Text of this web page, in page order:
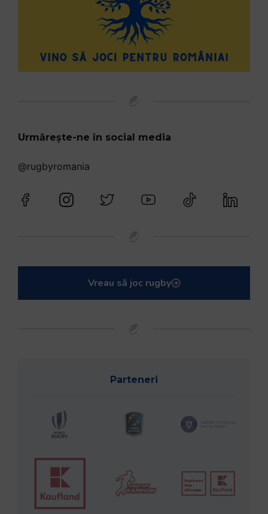
Urmărește-ne în social media
@rugbyromania
Vreau să joc rugby
Parteneri